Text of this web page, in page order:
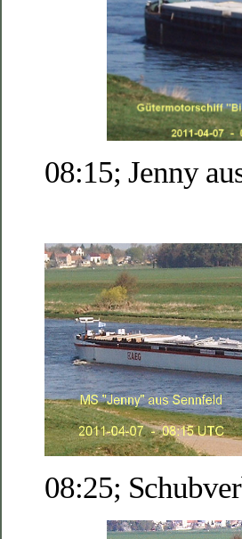
08:15; Jenny
08:25;